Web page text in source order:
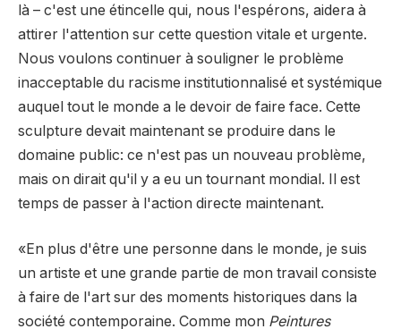
là – c'est une étincelle qui, nous l'espérons, aidera à
attirer l'attention sur cette question vitale et urgente.
Nous voulons continuer à souligner le problème
inacceptable du racisme institutionnalisé et systémique
auquel tout le monde a le devoir de faire face. Cette
sculpture devait maintenant se produire dans le
domaine public: ce n'est pas un nouveau problème,
mais on dirait qu'il y a eu un tournant mondial. Il est
temps de passer à l'action directe maintenant.
«En plus d'être une personne dans le monde, je suis
un artiste et une grande partie de mon travail consiste
à faire de l'art sur des moments historiques dans la
société contemporaine. Comme mon Peintures